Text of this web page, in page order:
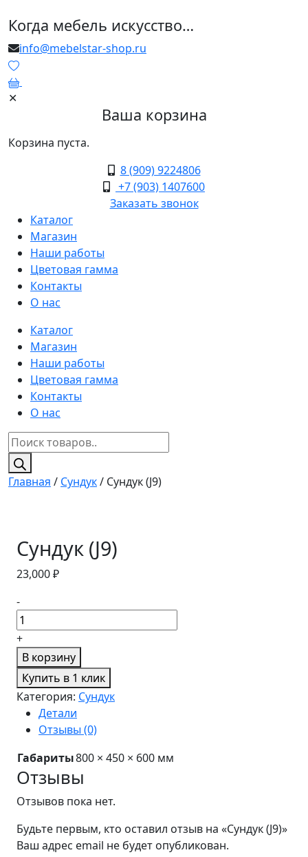
Когда мебель искусство…
info@mebelstar-shop.ru
✕
Ваша корзина
Корзина пуста.
8 (909) 9224806
+7 (903) 1407600
Заказать звонок
Каталог
Магазин
Наши работы
Цветовая гамма
Контакты
О нас
Каталог
Магазин
Наши работы
Цветовая гамма
Контакты
О нас
Поиск
товаров
Главная / Сундук/ Сундук (J9)
Сундук (J9)
23,000₽
-
+
В корзину
Купить в 1 клик
Категория: Сундук
Детали
Отзывы (0)
Габариты800 × 450 × 600 мм
Отзывы
Отзывов пока нет.
Будьте первым, кто оставил отзыв на «Сундук (J9)»
Ваш адрес email не будет опубликован.